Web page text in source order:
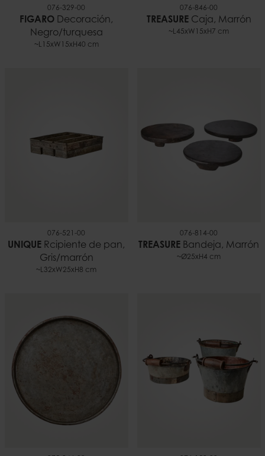
076-329-00
FIGARO Decoración,
Negro/turquesa
~L15xW15xH40 cm
076-846-00
TREASURECaja, Marrón
~L45xW15xH7 cm
076-521-00
UNIQUE Rcipiente de pan,
Gris/marrón
~L32xW25xH8 cm
076-814-00
TREASURE Bandeja, Marrón
~Ø25xH4 cm